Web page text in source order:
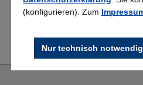
Faire Preise
(konfigurieren). Zum
Nur technisch